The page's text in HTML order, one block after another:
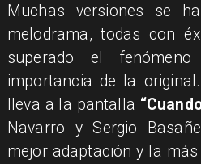
Muchas versiones se
melodrama, todas con
superado el
importancia de la
lleva a la pantalla
Navarro y Sergio
mejor adaptación y la más